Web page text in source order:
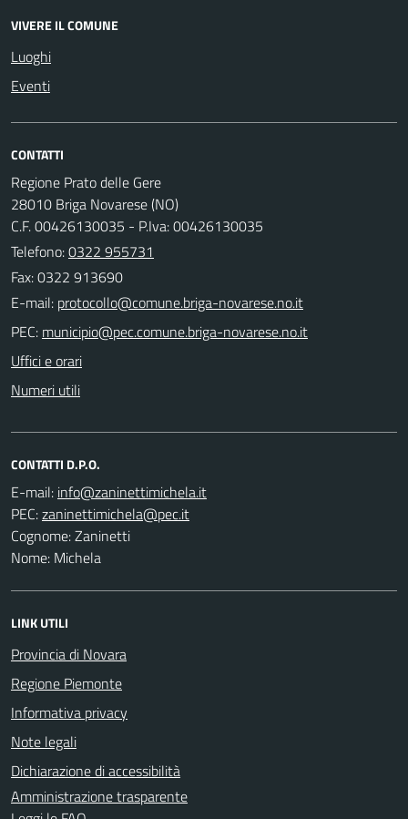
VIVERE IL COMUNE
Luoghi
Eventi
CONTATTI
Regione Prato delle Gere
28010 Briga Novarese (NO)
C.F. 00426130035 - P.Iva: 00426130035
Telefono:0322 955731
Fax: 0322 913690
E-mail:
PEC:
Uffici e orari
Numeri utili
CONTATTI D.P.O.
E-mail:
PEC:
Cognome: Zaninetti
Nome: Michela
LINK UTILI
Provincia di Novara
Regione Piemonte
Informativa privacy
Note legali
Dichiarazione di accessibilità
Amministrazione trasparente